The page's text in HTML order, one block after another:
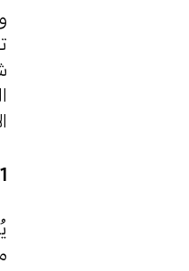
1. الأرض والعقارات بوصفها أدوات للتنمية